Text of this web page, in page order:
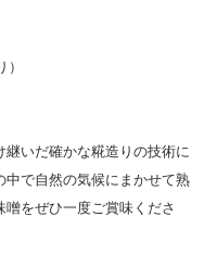
継いだ確かな糀造りの技術に
中で自然の気候にまかせて熟
をぜひ一度ご賞味くださ